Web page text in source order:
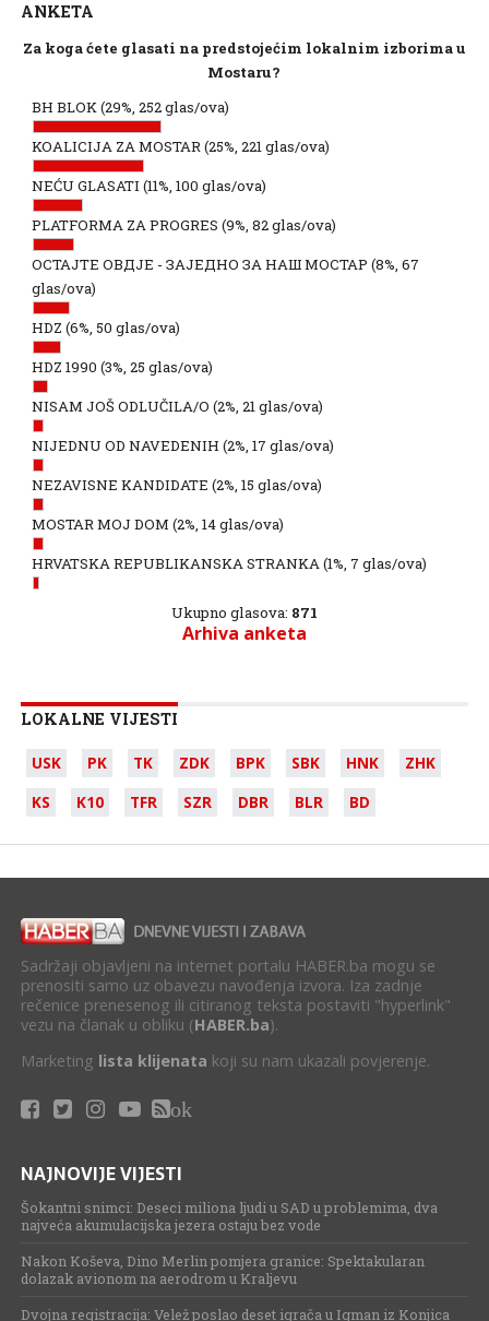
ANKETA
Za koga ćete glasati na predstojećim lokalnim izborima u
Mostaru?
BH BLOK(29%, 252 glas/ova)
KOALICIJA ZA MOSTAR(25%, 221 glas/ova)
NEĆU GLASATI (11%, 100 glas/ova)
PLATFORMA ZA PROGRES (9%, 82 glas/ova)
ОСТАЈТЕ ОВДЈЕ - ЗАЈЕДНО ЗА НАШ МОСТАР (8%, 67
glas/ova)
HDZ (6%, 50 glas/ova)
HDZ 1990 (3%, 25 glas/ova)
NISAM JOŠ ODLUČILA/O (2%, 21 glas/ova)
NIJEDNU OD NAVEDENIH (2%, 17 glas/ova)
NEZAVISNE KANDIDATE (2%, 15 glas/ova)
MOSTAR MOJ DOM (2%, 14 glas/ova)
HRVATSKA REPUBLIKANSKA STRANKA(1%, 7 glas/ova)
Ukupno glasova: 871
Arhiva anketa
LOKALNE VIJESTI
USK PK TK ZDK BPK SBK HNK
ZHK
KS
K10 TFR SZR DBR BLR BD
Sadržaji objavljeni na internet portalu HABER.ba mogu se
prenositi samo uz obavezu navođenja izvora. Iza zadnje
rečenice prenesenog ili citiranog teksta postaviti "hyperlink"
vezu na članak u obliku (HABER.ba).
Marketing lista klijenata koji su nam ukazali povjerenje.
ok
NAJNOVIJE VIJESTI
Šokantni snimci: Deseci miliona ljudi u SAD u problemima, dva
najveća akumulacijska jezera ostaju bez vode
Nakon Koševa, Dino Merlin pomjera granice: Spektakularan
dolazak avionom na aerodrom u Kraljevu
Dvojna registracija: Velež poslao deset igrača u Igman iz Konjica